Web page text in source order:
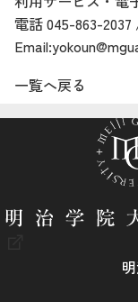
電話 045-863-2037
一覧へ戻る